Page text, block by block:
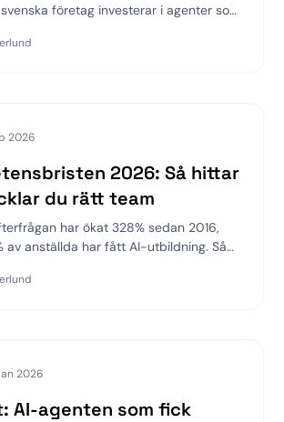
företag investerar i agenter som
2026
2026: Så hittar
du rätt team
har ökat 328% sedan 2016,
av anställda har fått AI-utbildning. Så
2026
AI-agenten som fick